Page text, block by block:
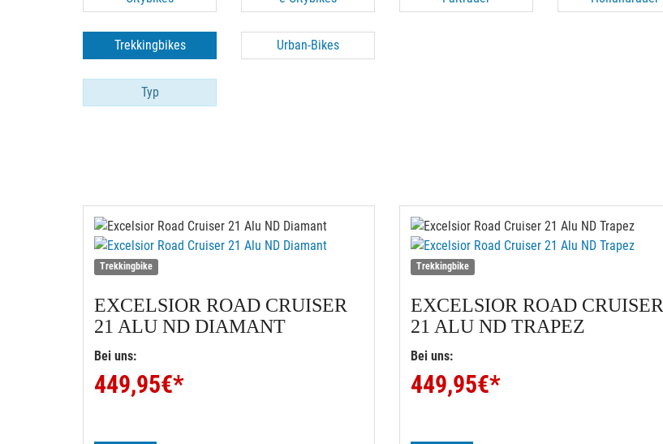
Trekkingbikes Urban-Bikes
Typ
Trekkingbike
EXCELSIOR ROAD CRUISER
21 ALU ND DIAMANT
Bei uns:
449,95€*
Trekkingbike
EXCELSIOR ROAD CRUISER
21 ALU ND TRAPEZ
Bei uns:
449,95€*